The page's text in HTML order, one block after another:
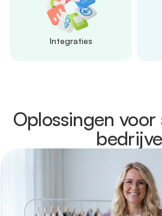
Integraties
Oplossingen